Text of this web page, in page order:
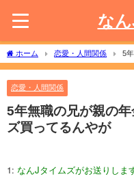
な
ホーム 恋愛・人間関係
5
ってるんやが
恋愛・人間関係
5年無職の兄が親の
ズ買ってるんやが
1: なんJタイムズがお送りしま